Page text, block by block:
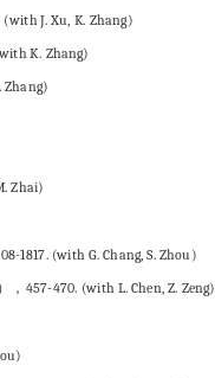
J. Xu, K. Zhang)
K. Zhang)
Zhang)
Zhai)
1817. (with G. Chang, S. Zhou)
457-470. (with L. Chen, Z. Zeng)